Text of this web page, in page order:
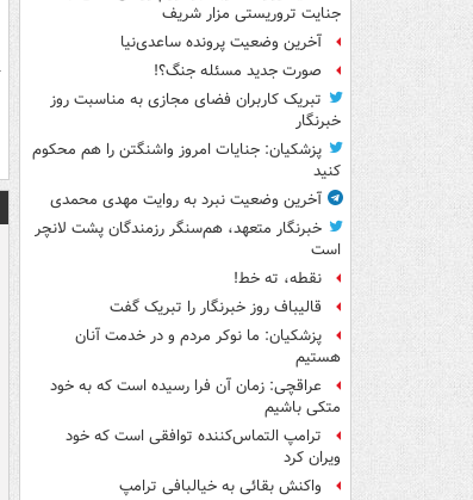
جنایت تروریستی مزار شریف
آخرین وضعیت پرونده ساعدی‌نیا
صورت جدید مسئله جنگ؟!
تبریک کاربران فضای مجازی به مناسبت روز
خبرنگار
پزشکیان: جنایات امروز واشنگتن را هم محکوم
کنید
آخرین وضعیت نبرد به روایت مهدی محمدی
خبرنگار متعهد، هم‌سنگر رزمندگان پشت لانچر
است
نقطه، ته خط!
قالیباف روز خبرنگار را تبریک گفت
پزشکیان: ما نوکر مردم و در خدمت آنان
هستیم
عراقچی: زمان آن فرا رسیده است که به خود
متکی باشیم
ترامپ التماس‌کننده توافقی است که خود
ویران کرد
واکنش بقائی به خیالبافی ترامپ